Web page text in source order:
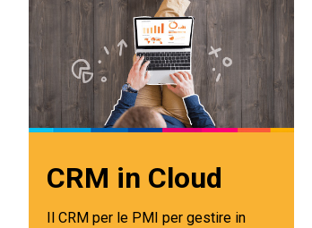
CRM in Cloud
Il CRM per le PMI per gestire in